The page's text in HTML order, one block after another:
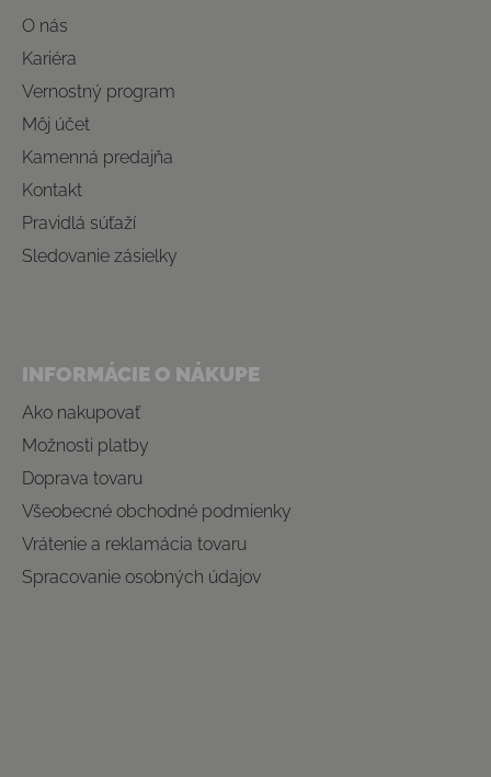
O nás
Kariéra
Vernostný program
Môj účet
Kamenná predajňa
Kontakt
Pravidlá súťaží
Sledovanie zásielky
INFORMÁCIE O NÁKUPE
Ako nakupovať
Možnosti platby
Doprava tovaru
Všeobecné obchodné podmienky
Vrátenie a reklamácia tovaru
Spracovanie osobných údajov